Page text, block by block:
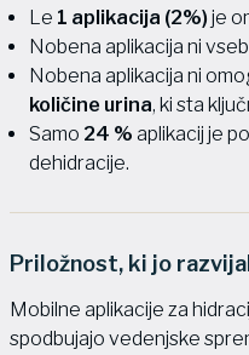
Le 1 aplikacija (2%) je
Nobena aplikacija ni
Nobena aplikacija ni
količine urina, ki sta
Samo 24 % aplikacij je
dehidracije.
Priložnost, ki jo
Mobilne aplikacije za
spodbujajo vedenjske